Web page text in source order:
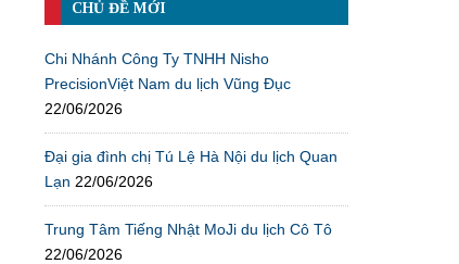
CHỦ ĐỀ MỚI
Chi Nhánh Công Ty TNHH Nisho
PrecisionViệt Nam du lịch Vũng Đục
22/06/2026
Đại gia đình chị Tú Lệ Hà Nội du lịch Quan
Lạn 22/06/2026
Trung Tâm Tiếng Nhật MoJi du lịch Cô Tô
22/06/2026